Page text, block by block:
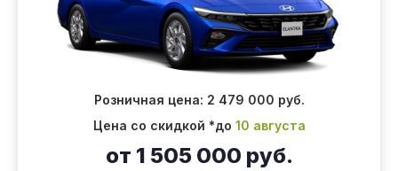
Розничная цена: 2 479 000 руб.
Цена со скидкой *до 10 августа
от 1 505 000 руб.